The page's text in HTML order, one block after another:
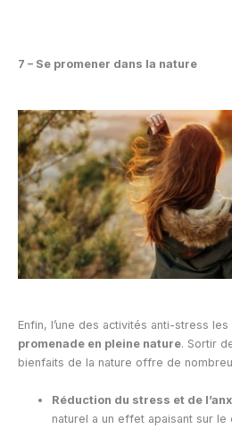
7 – Se promener dans la nature
Enfin, l’une des activités anti-stress
promenade en pleine nature. Sortir
bienfaits de la nature offre de
Réduction du stress et de
naturel a un effet apaisant sur